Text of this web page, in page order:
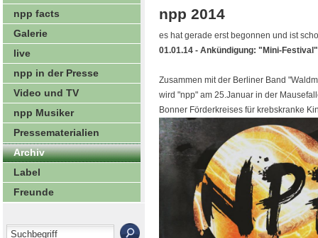
npp facts
Galerie
live
npp in der Presse
Video und TV
npp Musiker
Pressematerialien
Archiv
Label
Freunde
npp 2014
es hat gerade erst begonnen und ist
01.01.14 - Ankündigung: "Mini-
Zusammen mit der Berliner Band
wird "npp" am 25.Januar in der
Bonner Förderkreises für krebskranke